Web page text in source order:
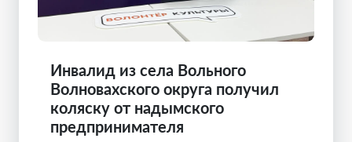
Инвалид из села Вольного
Волновахского округа получил
коляску от надымского
предпринимателя